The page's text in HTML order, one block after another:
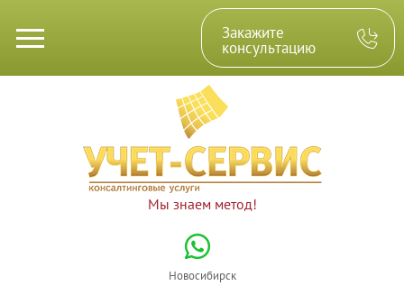
Закажите
консультацию
Мы знаем метод!
Новосибирск